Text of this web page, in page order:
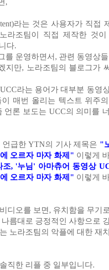
라는 것은 사용자가 직접
라조팀이 직접 제작한 것
다.
를 운영하면서, 관련 동영상
지만, 노라조팀의 블로그가
라는 용어가 대부분 동영
매번 올리는 텍스트 위주
언론 보도는 UCC의 의미를
급한 YTN의 기사 제목은 "
오르자 마자 화제" 이렇게
조, '누님' 아마츄어 동영상
오르자 마자 화제" 이렇게
디오를 보면, 유치함을 무기
름대로 긍정적인 사항으로
노라조팀의 악플에 대한 재
직한 리플 중 일부입니다.